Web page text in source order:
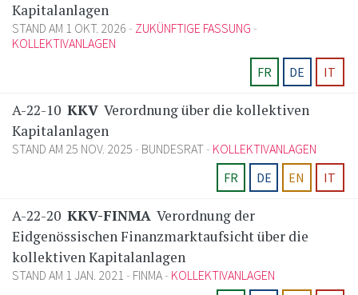
Kapitalanlagen
STAND AM 1 OKT. 2026
ZUKÜNFTIGE FASSUNG
KOLLEKTIVANLAGEN
FR
DE IT
A-22-10 KKV Verordnung über die kollektiven
Kapitalanlagen
STAND AM 25 NOV. 2025 BUNDESRAT KOLLEKTIVANLAGEN
FR
DE EN IT
A-22-20 KKV-FINMA Verordnung der
Eidgenössischen Finanzmarktaufsicht über die
kollektiven Kapitalanlagen
STAND AM 1 JAN. 2021 FINMA KOLLEKTIVANLAGEN